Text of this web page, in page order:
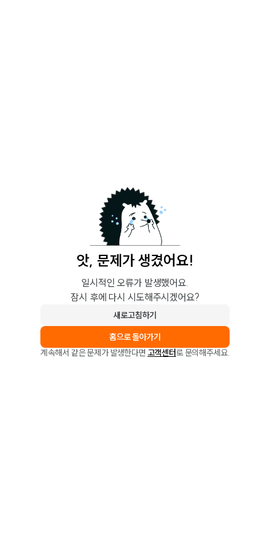
앗, 문제가 생겼어요!
일시적인 오류가 발생했어요.
잠시 후에 다시 시도해주시겠어요?
새로고침하기
홈으로 돌아가기
계속해서 같은 문제가 발생한다면 고객센터로 문의해주세요.